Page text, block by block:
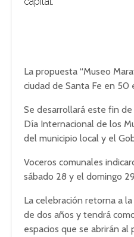
La propuesta “Museo
ciudad de Santa Fe en 50
Se desarrollará este fin
Día Internacional de los
del municipio local y el
Voceros comunales
sábado 28 y el domingo
La celebración retorna a
de dos años y tendrá
espacios que se abrirán al